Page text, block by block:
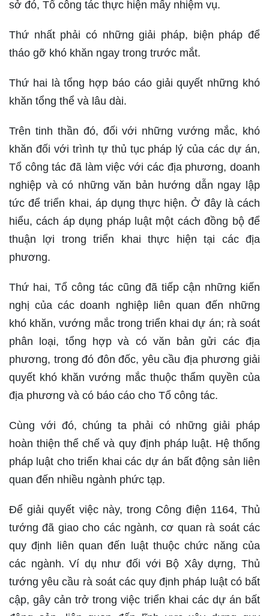
sở đó, Tổ công tác thực hiện mấy nhiệm vụ.
Thứ nhất phải có những giải pháp, biện pháp để
tháo gỡ khó khăn ngay trong trước mắt.
Thứ hai là tổng hợp báo cáo giải quyết những khó
khăn tổng thể và lâu dài.
Trên tinh thần đó, đối với những vướng mắc, khó
khăn đối với trình tự thủ tục pháp lý của các dự án,
Tổ công tác đã làm việc với các địa phương, doanh
nghiệp và có những văn bản hướng dẫn ngay lập
tức để triển khai, áp dụng thực hiện. Ở đây là cách
hiểu, cách áp dụng pháp luật một cách đồng bộ để
thuận lợi trong triển khai thực hiện tại các địa
phương.
Thứ hai, Tổ công tác cũng đã tiếp cận những kiến
nghị của các doanh nghiệp liên quan đến những
khó khăn, vướng mắc trong triển khai dự án; rà soát
phân loại, tổng hợp và có văn bản gửi các địa
phương, trong đó đôn đốc, yêu cầu địa phương giải
quyết khó khăn vướng mắc thuộc thẩm quyền của
địa phương và có báo cáo cho Tổ công tác.
Cùng với đó, chúng ta phải có những giải pháp
hoàn thiện thể chế và quy định pháp luật. Hệ thống
pháp luật cho triển khai các dự án bất động sản liên
quan đến nhiều ngành phức tạp.
Để giải quyết việc này, trong Công điện 1164, Thủ
tướng đã giao cho các ngành, cơ quan rà soát các
quy định liên quan đến luật thuộc chức năng của
các ngành. Ví dụ như đối với Bộ Xây dựng, Thủ
tướng yêu cầu rà soát các quy định pháp luật có bất
cập, gây cản trở trong việc triển khai các dự án bất